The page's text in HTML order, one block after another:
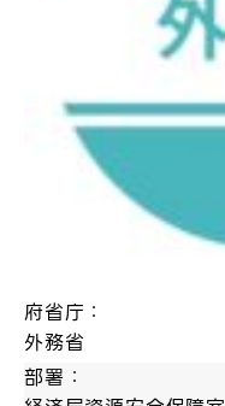
府省庁：
外務省
部署：